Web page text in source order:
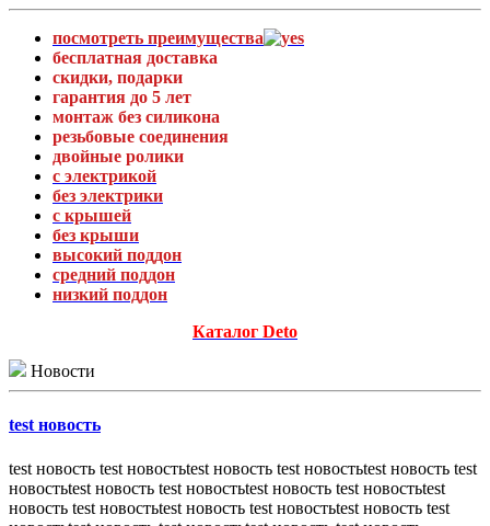
посмотреть преимущества
бесплатная доставка
скидки, подарки
гарантия до 5 лет
монтаж без силикона
резьбовые соединения
двойные ролики
с электрикой
без электрики
с крышей
без крыши
высокий поддон
средний поддон
низкий поддон
Каталог Deto
Новости
test новость
test новость test новостьtest новость test новостьtest новость test
новостьtest новость test новостьtest новость test новостьtest
новость test новостьtest новость test новостьtest новость test